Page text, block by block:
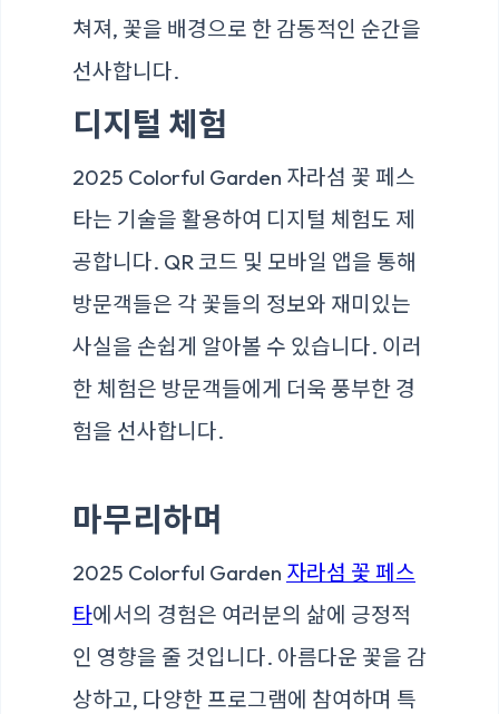
쳐져, 꽃을 배경으로 한 감동적인 순간을
선사합니다.
디지털 체험
2025 Colorful Garden 자라섬 꽃 페스
타는 기술을 활용하여 디지털 체험도 제
공합니다. QR 코드 및 모바일 앱을 통해
방문객들은 각 꽃들의 정보와 재미있는
사실을 손쉽게 알아볼 수 있습니다. 이러
한 체험은 방문객들에게 더욱 풍부한 경
험을 선사합니다.
마무리하며
2025 Colorful Garden 자라섬 꽃 페스
타에서의 경험은 여러분의 삶에 긍정적
인 영향을 줄 것입니다. 아름다운 꽃을 감
상하고, 다양한 프로그램에 참여하며 특